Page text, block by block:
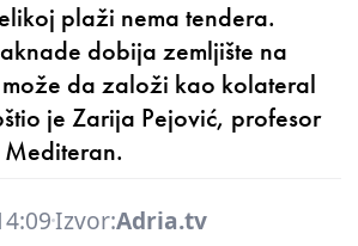
plaži nema tendera.
dobija zemljište na
da založi kao kolateral
je Zarija Pejović, profesor
Izvor:Adria.tv